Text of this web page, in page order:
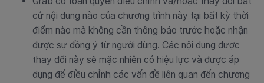
cứ nội dung nào của chương trình này tại bất kỳ thời
điểm nào mà không cần thông báo trước hoặc nhận
được sự đồng ý từ người dùng. Các nội dung được
thay đổi này sẽ mặc nhiên có hiệu lực và được áp
dụng để điều chỉnh các vấn đề liên quan đến chương